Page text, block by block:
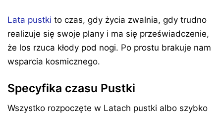
Lata pustki to czas, gdy życia zwalnia, gdy trudno
realizuje się swoje plany i ma się przeświadczenie,
że los rzuca kłody pod nogi. Po prostu brakuje nam
wsparcia kosmicznego.
Specyfika czasu Pustki
Wszystko rozpoczęte w Latach pustki albo szybko